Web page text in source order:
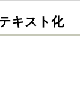
キスト化